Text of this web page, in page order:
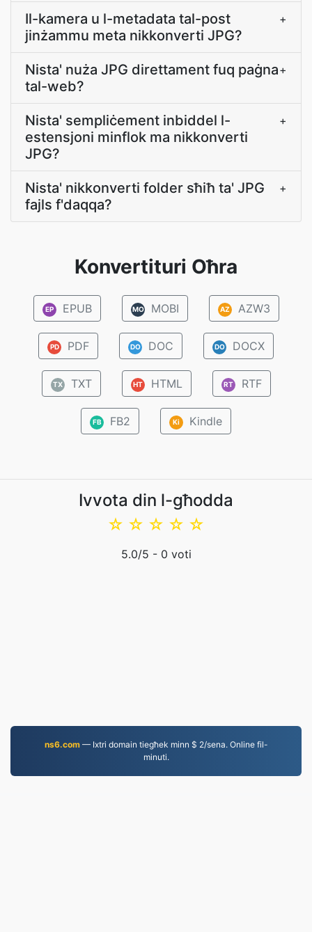
Il-kamera u l-metadata tal-post
jinżammu meta nikkonverti JPG?
+
Nista' nuża JPG direttament fuq paġna
tal-web?
+
Nista' sempliċement inbiddel l-
estensjoni minflok ma nikkonverti
JPG?
+
Nista' nikkonverti folder sħiħ ta' JPG
fajls f'daqqa?
+
Konvertituri Oħra
EP EPUB MO MOBI AZ AZW3
PD PDF DO DOC DO DOCX
TX TXT HT HTML RT RTF
FB FB2 Ki Kindle
Ivvota din l-għodda
☆
☆
☆
☆
☆
5.0/5 - 0 voti
ns6.com— Ixtri domain tiegħek minn $ 2/sena. Online fil-
minuti.